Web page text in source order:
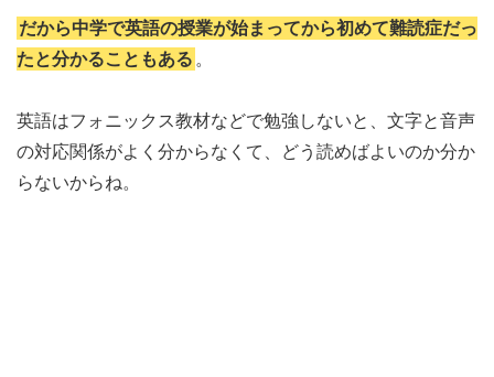
だから中学で英語の授業が始まってから初めて難読症だっ
たと分かることもある 。
英語はフォニックス教材などで勉強しないと、文字と音声
の対応関係がよく分からなくて、どう読めばよいのか分か
らないからね。